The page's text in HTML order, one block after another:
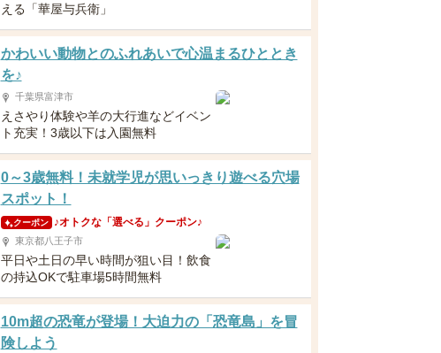
える「華屋与兵衛」
かわいい動物とのふれあいで心温まるひととき
を♪
千葉県富津市
えさやり体験や羊の大行進などイベン
ト充実！3歳以下は入園無料
0～3歳無料！未就学児が思いっきり遊べる穴場
スポット！
クーポン ♪オトクな「選べる」クーポン♪
東京都八王子市
平日や土日の早い時間が狙い目！飲食
の持込OKで駐車場5時間無料
10m超の恐竜が登場！大迫力の「恐竜島」を冒
険しよう